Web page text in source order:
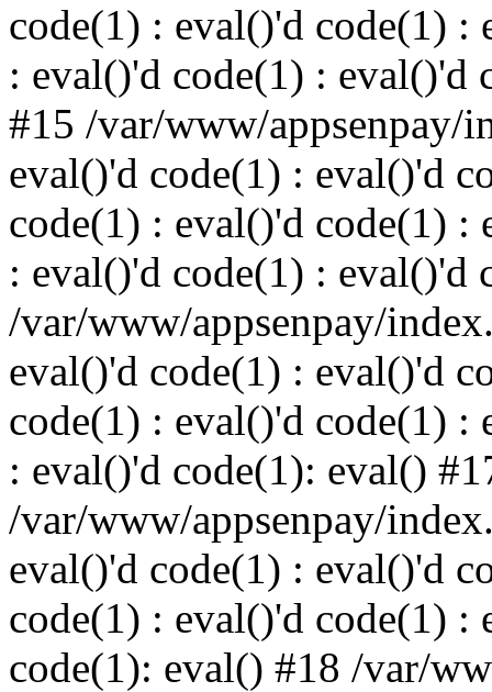
code(1) : eval()'d code(1) :
: eval()'d code(1) : eval()'d
#15 /var/www/appsenpay/
eval()'d code(1) : eval()'d
code(1) : eval()'d code(1) :
: eval()'d code(1) : eval()'d
/var/www/appsenpay/
eval()'d code(1) : eval()'d
code(1) : eval()'d code(1) :
: eval()'d code(1): eval()
/var/www/appsenpay/
eval()'d code(1) : eval()'d
code(1) : eval()'d code(1) :
code(1): eval() #18 /var/